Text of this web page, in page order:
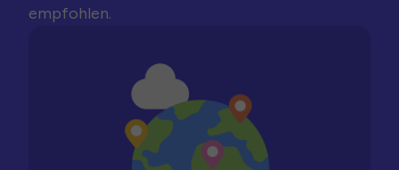
empfohlen.